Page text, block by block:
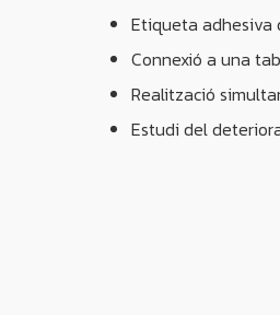
​​Etiqueta adhesiva
Connexió a una
Realització
Estudi del